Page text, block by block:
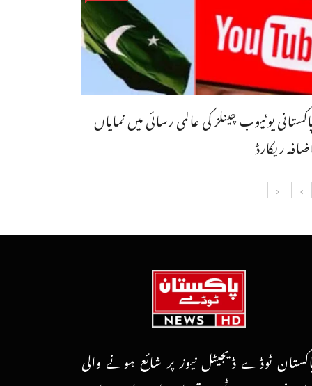
یوٹیوب چینلز کی عالمی رسائی میں نمایاں
ریکارڈ
ٹوڈے ڈیجیٹل نیوز پر شائع ہونے والی